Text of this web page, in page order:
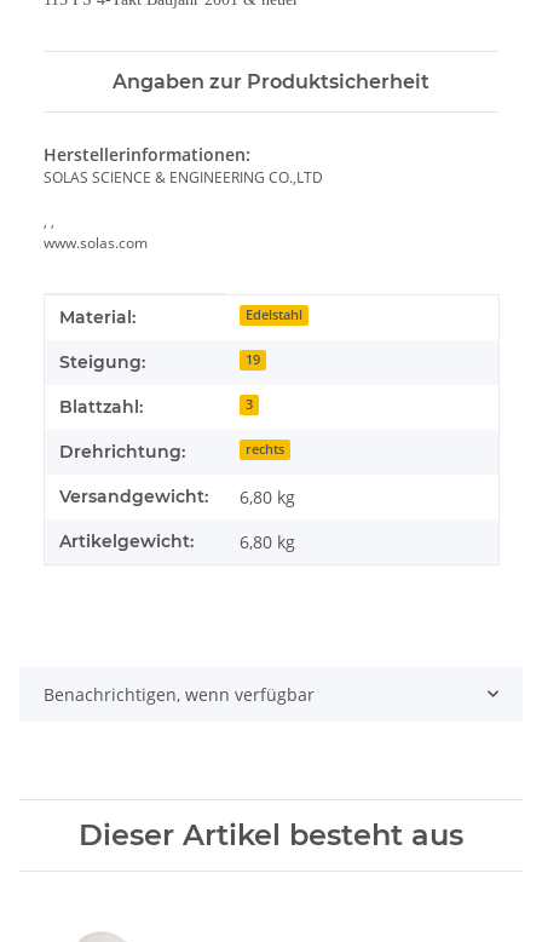
Angaben zur Produktsicherheit
Herstellerinformationen:
SOLAS SCIENCE & ENGINEERING CO.,LTD
, ,
www.solas.com
Produkteigenschaft
Wert
Material: Edelstahl
Steigung: 19
Blattzahl: 3
Drehrichtung: rechts
Versandgewicht: 6,80 kg
Artikelgewicht: 6,80 kg
Benachrichtigen, wenn verfügbar
Dieser Artikel besteht aus